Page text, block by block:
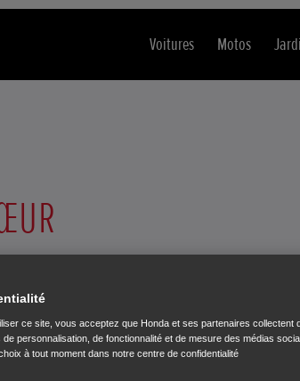
Voitures Motos
l'inclusion, l'égalité et l'accessibilité pour tous.
les exigences de la Directive européenne sur
du navigateur ou de l'appareil
ce site, vous acceptez que Honda et ses partenaires collectent
personnalisation, de fonctionnalité et de mesure des médias
à tout moment dans notre centre de confidentialité